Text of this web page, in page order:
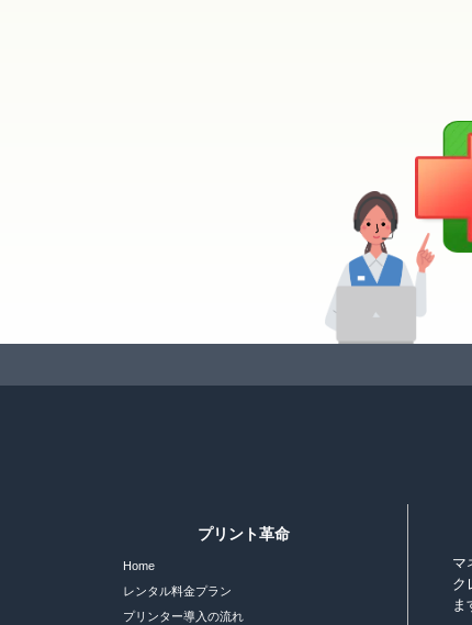
プリント革命
Home
レンタル料金プラン
プリンター導入の流れ
マ
ク
ま